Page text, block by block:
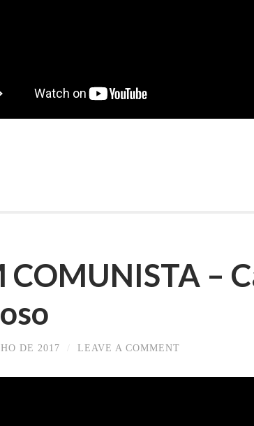
COMUNISTA –
DE 2017 LEAVE A COMMENT